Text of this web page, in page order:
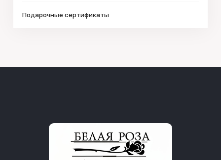
Подарочные сертификаты